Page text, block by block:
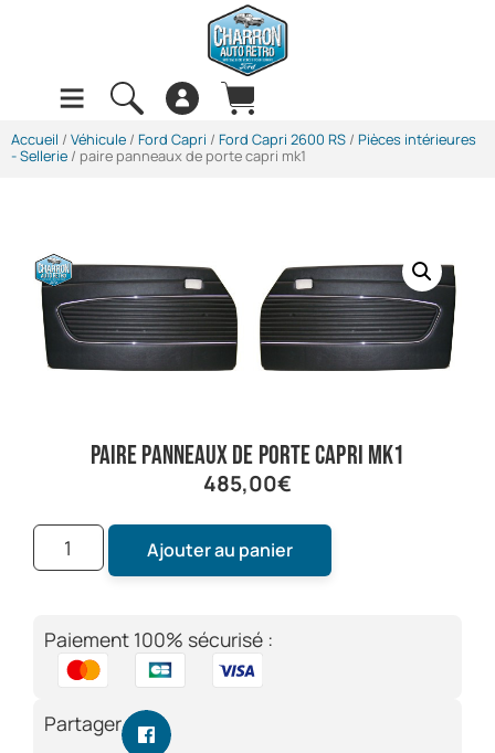
Accueil / Véhicule / Ford Capri / Ford Capri 2600 RS / Pièces intérieures
- Sellerie / paire panneaux de porte capri mk1
paire panneaux de porte capri mk1
485,00€
Ajouter au panier
Paiement 100% sécurisé :
Partager